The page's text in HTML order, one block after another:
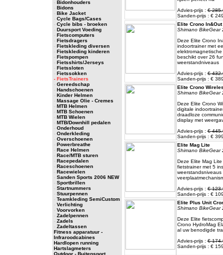
- Bidonhouders
- Bidons
- Bike Jacket
- Cycle Bags/Cases
- Cycle bibs - broeken
- Duursport Voeding
- Fietscomputers
- Fietsdragers
- Fietskleding diversen
- Fietskleding kinderen
- Fietspompen
- Fietsshirts/Jerseys
- Fietssloten
- Fietssokken
- FietsTrainers
- Gereedschap
- Handschoenen
- Kinder Helmen
- Massage Olie - Cremes
- MTB Helmen
- MTB Schoenen
- MTB Wielen
- MTB/Downhill pedalen
- Onderhoud
- Onderkleding
- Overschoenen
- Powerbreathe
- Race Helmen
- Race/MTB sturen
- Racepedalen
- Raceschoenen
- Racewielen
- Sanden Sports 2006 NEW
- Sportbrillen
- Startnummers
- Stuurpennen
- Teamkleding SemiCustom
- Verlichting
- Voorvorken
- Zadelpennen
- Zadels
- Zadeltassen
Fitness apparatuur -
Infraroodcabines
Hardlopen running
Hartslagmeters
Outdoor - Buitensport
Advies-prijs :€
Sanden-prijs : €
Elite Crono In&Out
Shimano BikeGear
Deze Elite Crono
indoortrainer met
beschikt over 26
weerstandniveaus
Advies-prijs :€
Sanden-prijs : €
Elite Crono
Shimano BikeGear
Deze Elite Crono
digitale
draadloze
display met
Advies-prijs :€
Sanden-prijs : €
Elite Mag Lite
Shimano BikeGear
Deze Elite Mag
fietstrainer met 5
Advies-prijs :€
Sanden-prijs : €
Elite Plus Unit
Shimano BikeGear
Deze Elite
Crono HydroMag
al uw benodigde
Advies-prijs :€
Sanden-prijs : €